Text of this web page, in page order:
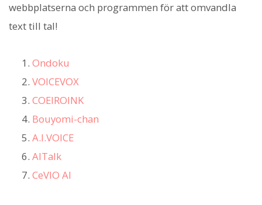
webbplatserna och programmen för att omvandla
text till tal!
Ondoku
VOICEVOX
COEIROINK
Bouyomi-chan
A.I.VOICE
AITalk
CeVIO AI